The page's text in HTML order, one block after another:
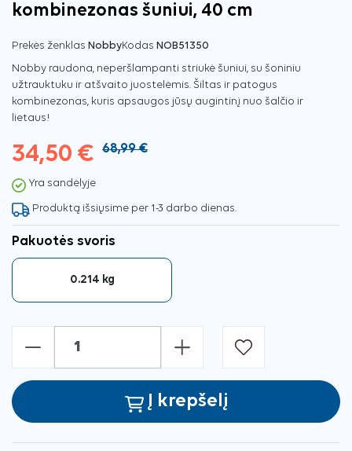
kombinezonas šuniui, 40 cm
Prekės ženklas NobbyKodas NOB51350
Nobby raudona, neperšlampanti striukė šuniui, su šoniniu
užtrauktuku ir atšvaito juostelėmis. Šiltas ir patogus
kombinezonas, kuris apsaugos jūsų augintinį nuo šalčio ir
lietaus!
34,50 € 68,99 €
Yra sandėlyje
Produktą išsiųsime per 1-3 darbo dienas.
Pakuotės svoris
0.214 kg
- +
Į krepšelį